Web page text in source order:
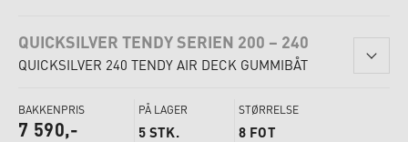
QUICKSILVER TENDY SERIEN 200 – 240
QUICKSILVER 240 TENDY AIR DECK GUMMIBÅT
BAKKENPRIS
7 590,-
PÅ LAGER
5 STK.
STØRRELSE
8 FOT